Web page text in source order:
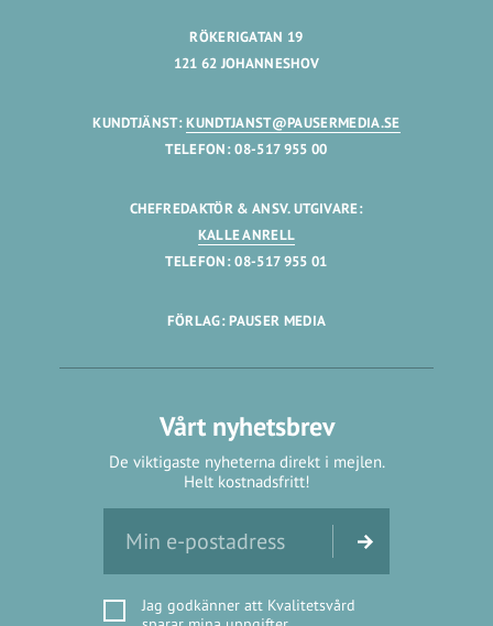
RÖKERIGATAN 19
121 62 JOHANNESHOV
KUNDTJÄNST:KUNDTJANST@PAUSERMEDIA.SE
TELEFON: 08-517 955 00
CHEFREDAKTÖR & ANSV. UTGIVARE:
KALLE ANRELL
TELEFON: 08-517 955 01
FÖRLAG: PAUSER MEDIA
Vårt nyhetsbrev
De viktigaste nyheterna direkt i mejlen.
Helt kostnadsfritt!
Jag godkänner att Kvalitetsvård